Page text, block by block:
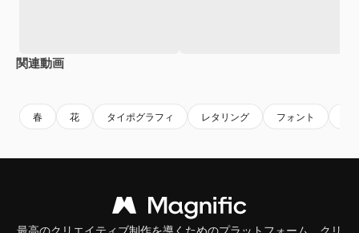
関連動画
春 花 タイポグラフィ レタリング フォント
最高のクリエイティブ制作を導くためのプラットフォーム。クリ